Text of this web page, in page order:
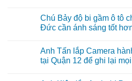
bình
luận
ở
lắp
Android
box
Chú Bảy độ bi gầm ô tô
Đức cần ánh sáng tốt
bình
luận
ở
Anh Tấn lắp Camera
tại Quận 12 để ghi lại